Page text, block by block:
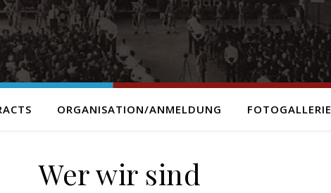
ORGANISATION/ANMELDUNG FOTOGALLERIE
Wer wir sind